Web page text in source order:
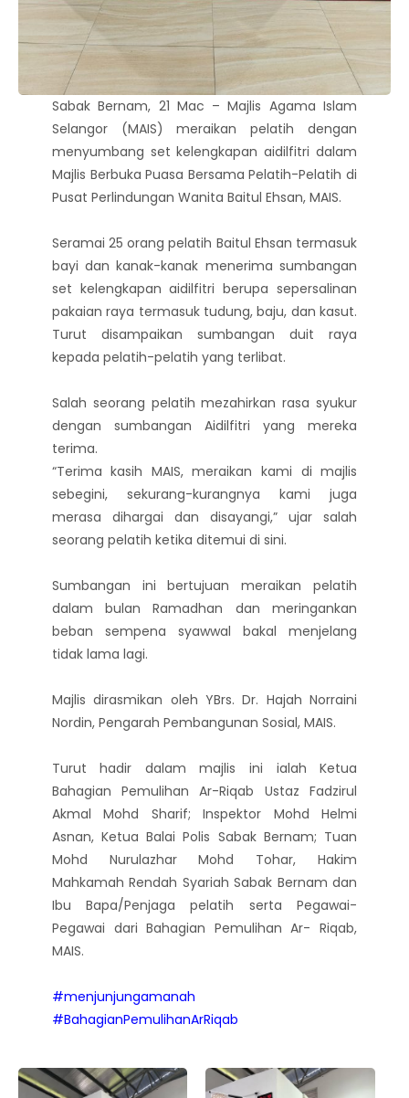
Sabak Bernam, 21 Mac – Majlis Agama Islam
Selangor (MAIS) meraikan pelatih dengan
menyumbang set kelengkapan aidilfitri dalam
Majlis Berbuka Puasa Bersama Pelatih-Pelatih di
Pusat Perlindungan Wanita Baitul Ehsan, MAIS.
Seramai 25 orang pelatih Baitul Ehsan termasuk
bayi dan kanak-kanak menerima sumbangan
set kelengkapan aidilfitri berupa sepersalinan
pakaian raya termasuk tudung, baju, dan kasut.
Turut disampaikan sumbangan duit raya
kepada pelatih-pelatih yang terlibat.
Salah seorang pelatih mezahirkan rasa syukur
dengan sumbangan Aidilfitri yang mereka
terima.
“Terima kasih MAIS, meraikan kami di majlis
sebegini, sekurang-kurangnya kami juga
merasa dihargai dan disayangi,” ujar salah
seorang pelatih ketika ditemui di sini.
Sumbangan ini bertujuan meraikan pelatih
dalam bulan Ramadhan dan meringankan
beban sempena syawwal bakal menjelang
tidak lama lagi.
Majlis dirasmikan oleh YBrs. Dr. Hajah Norraini
Nordin, Pengarah Pembangunan Sosial, MAIS.
Turut hadir dalam majlis ini ialah Ketua
Bahagian Pemulihan Ar-Riqab Ustaz Fadzirul
Akmal Mohd Sharif; Inspektor Mohd Helmi
Asnan, Ketua Balai Polis Sabak Bernam; Tuan
Mohd Nurulazhar Mohd Tohar, Hakim
Mahkamah Rendah Syariah Sabak Bernam dan
Ibu Bapa/Penjaga pelatih serta Pegawai-
Pegawai dari Bahagian Pemulihan Ar- Riqab,
MAIS.
#menjunjungamanah
#BahagianPemulihanArRiqab